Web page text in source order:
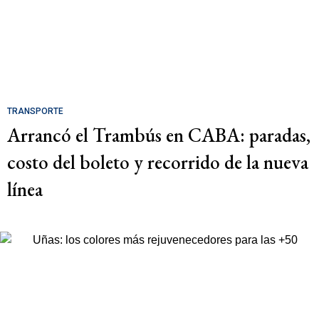
TRANSPORTE
Arrancó el Trambús en CABA: paradas,
costo del boleto y recorrido de la nueva
línea